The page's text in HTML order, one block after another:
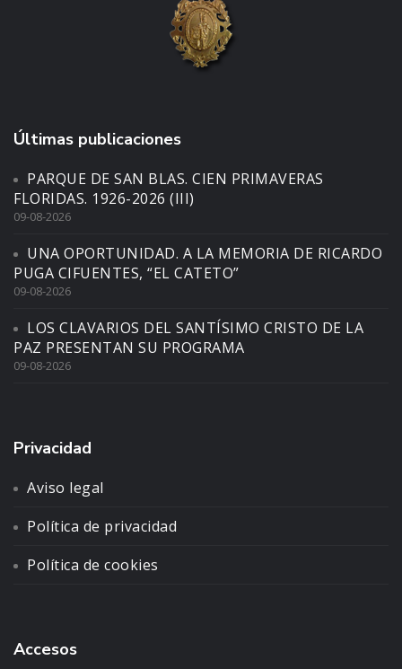
Últimas publicaciones
PARQUE DE SAN BLAS. CIEN PRIMAVERAS
FLORIDAS. 1926-2026 (III)
09-08-2026
UNA OPORTUNIDAD. A LA MEMORIA DE RICARDO
PUGA CIFUENTES, “EL CATETO”
09-08-2026
LOS CLAVARIOS DEL SANTÍSIMO CRISTO DE LA
PAZ PRESENTAN SU PROGRAMA
09-08-2026
Privacidad
Aviso legal
Política de privacidad
Política de cookies
Accesos